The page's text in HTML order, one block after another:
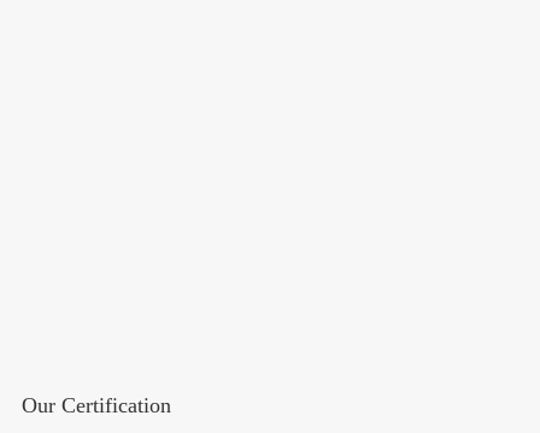
Our Certification